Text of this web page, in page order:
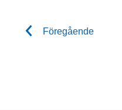
Föregående